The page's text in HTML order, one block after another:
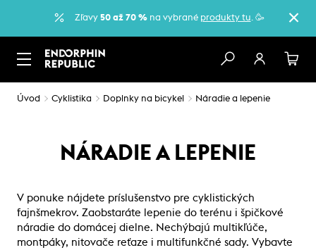
Zľavy 50 až 70 %na vybrané produkty tu. 🥳
Úvod Cyklistika Doplnky na bicykel Náradie a lepenie
NÁRADIE A LEPENIE
V ponuke nájdete príslušenstvo pre cyklistických
fajnšmekrov. Zaobstaráte lepenie do terénu i špičkové
náradie do domácej dielne. Nechýbajú multikľúče,
montpáky, nitovače reťaze i multifunkčné sady. Vybavte